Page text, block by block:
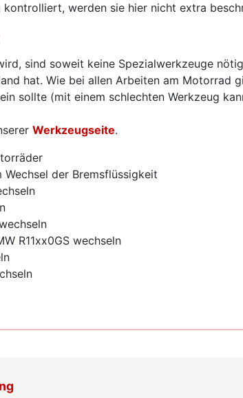
werden sie hier nicht extra
sind soweit keine Spezialwerkzeuge
hat. Wie bei allen Arbeiten am Motorrad
sollte (mit einem schlechten Werkzeug
Werkzeugseite.
Wechsel der Bremsflüssigkeit
R11xx0GS wechseln